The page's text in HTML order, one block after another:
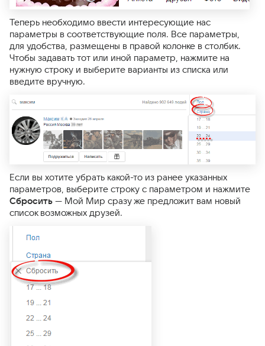
Теперь необходимо ввести интересующие нас
параметры в соответствующие поля. Все параметры,
для удобства, размещены в правой колонке в столбик.
Чтобы задавать тот или иной параметр, нажмите на
нужную строку и выберите варианты из списка или
введите вручную.
Если вы хотите убрать какой-то из ранее указанных
параметров, выберите строку с параметром и нажмите
Сбросить — Мой Мир сразу же предложит вам новый
список возможных друзей.